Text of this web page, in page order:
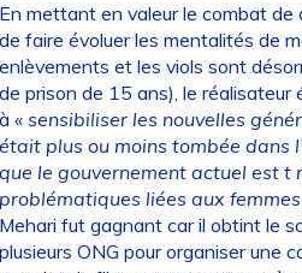
mettant en valeur le combat de
faire évoluer les mentalités de
et les viols sont
prison de 15 ans), le réalisateur
« sensibiliser les nouvelles
plus ou moins tombée dans
le gouvernement actuel est t
liées aux femmes
fut gagnant car il obtint le
ONG pour organiser une